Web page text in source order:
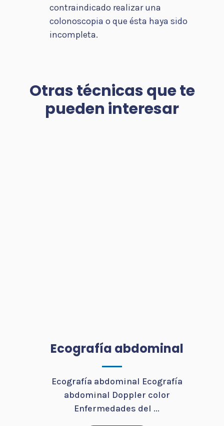
contraindicado realizar una
colonoscopia o que ésta haya sido
incompleta.
Otras técnicas que te
pueden interesar
Ecografía abdominal
Ecografía abdominal Ecografía
abdominal Doppler color
Enfermedades del ...